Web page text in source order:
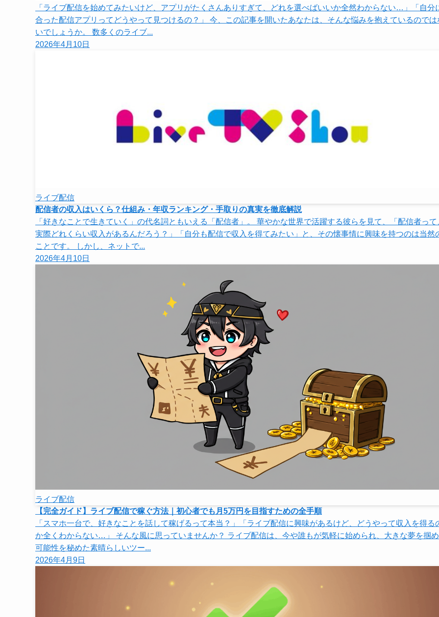
「ライブ配信を始めてみたいけど、アプリがたくさんありすぎて、どれを選べばいいか全然わからない…」「自分
合った配信アプリってどうやって見つけるの？」 今、この記事を開いたあなたは、そんな悩みを抱えているのでは
いでしょうか。 数多くのライブ...
2026年4月10日
ライブ配信
配信者の収入はいくら？仕組み・年収ランキング・手取りの真実を徹底解説
「好きなことで生きていく」の代名詞ともいえる「配信者」。 華やかな世界で活躍する彼らを見て、「配信者って
実際どれくらい収入があるんだろう？」「自分も配信で収入を得てみたい」と、その懐事情に興味を持つのは当然
ことです。 しかし、ネットで...
2026年4月10日
ライブ配信
【完全ガイド】ライブ配信で稼ぐ方法｜初心者でも月5万円を目指すための全手順
「スマホ一台で、好きなことを話して稼げるって本当？」「ライブ配信に興味があるけど、どうやって収入を得る
か全くわからない…」 そんな風に思っていませんか？ ライブ配信は、今や誰もが気軽に始められ、大きな夢を掴
可能性を秘めた素晴らしいツー...
2026年4月9日